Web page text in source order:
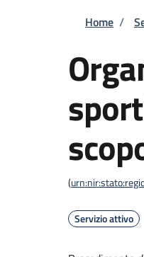
Home /
(
Servizio attivo